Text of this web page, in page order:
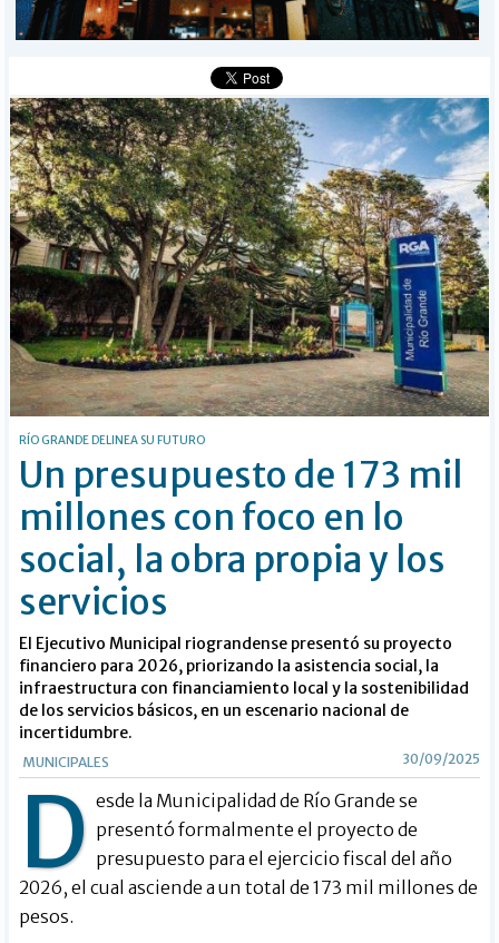
BÚSQUEDA
RÍO GRANDE DELINEA SU FUTURO
Un presupuesto de 173 mil
millones con foco en lo
social, la obra propia y los
servicios
El Ejecutivo Municipal riograndense presentó su proyecto
financiero para 2026, priorizando la asistencia social, la
infraestructura con financiamiento local y la sostenibilidad
de los servicios básicos, en un escenario nacional de
incertidumbre.
MUNICIPALES 30/09/2025
D esde la Municipalidad de Río Grande se
presentó formalmente el proyecto de
presupuesto para el ejercicio fiscal del año
2026, el cual asciende a un total de 173 mil millones de
pesos.